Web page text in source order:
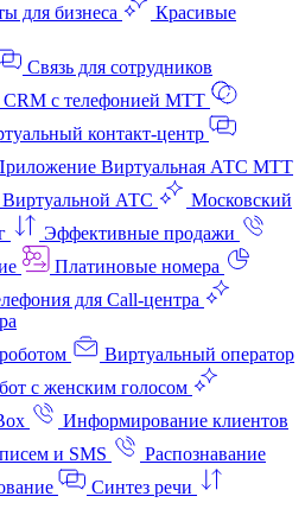
для бизнеса
Красивые
Связь для сотрудников
CRM с телефонией МТТ
контакт‑центр
Виртуальная АТС МТТ
АТС
Московский
Эффективные продажи
Платиновые номера
для Call-центра
Виртуальный оператор
с женским голосом
Информирование клиентов
и SMS
Распознавание
Синтез речи